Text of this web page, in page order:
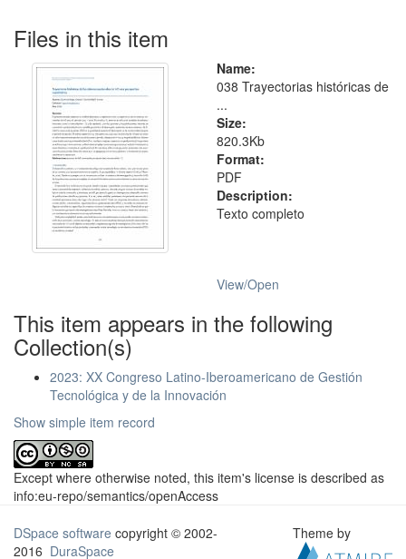
Files in this item
Name:
038 Trayectorias históricas de
...
Size:
820.3Kb
Format:
PDF
Description:
Texto completo
View/Open
This item appears in the following
Collection(s)
2023: XX Congreso Latino-Iberoamericano de Gestión
Tecnológica y de la Innovación
Show simple item record
Except where otherwise noted, this item's license is described as
info:eu-repo/semantics/openAccess
DSpace software copyright © 2002-
2016 DuraSpace
Theme by